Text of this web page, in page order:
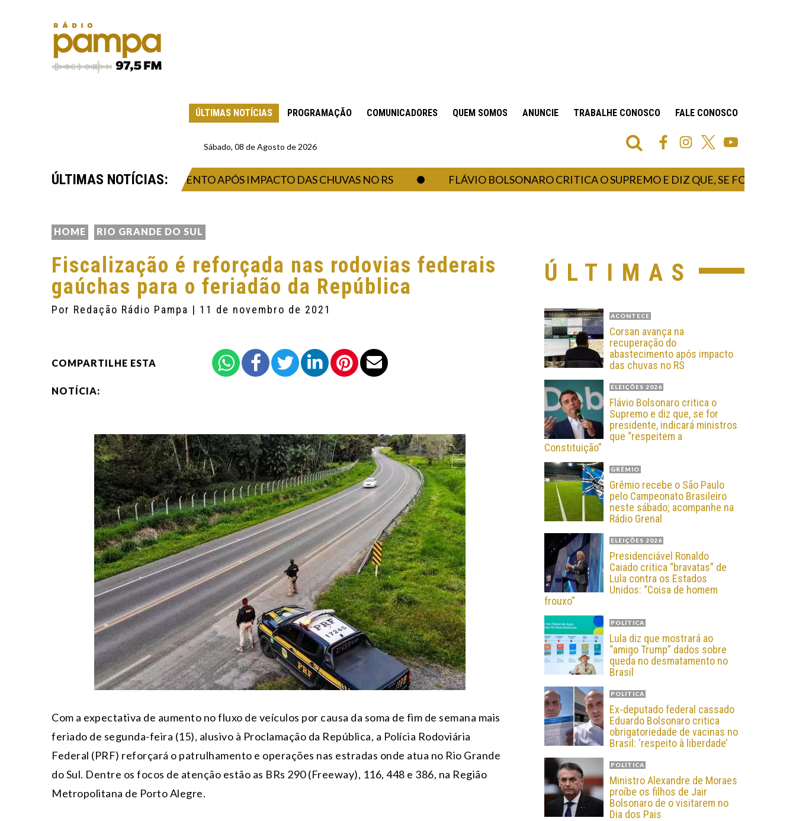
ÚLTIMAS NOTÍCIAS PROGRAMAÇÃO COMUNICADORES QUEM SOMOS ANUNCIE TRABALHE CONOSCO FALE CONOSCO
Sábado, 08 de Agosto de 2026
ÚLTIMAS NOTÍCIAS:
DO ABASTECIMENTO APÓS IMPACTO DAS CHUVAS NO RS FLÁVIO BOLSONARO CRITICA O SUPREMO E DIZ QUE, SE FOR
HOME RIO GRANDE DO SUL
Fiscalização é reforçada nas rodovias federais
gaúchas para o feriadão da República
Por Redação Rádio Pampa | 11 de novembro de 2021
COMPARTILHE ESTA
NOTÍCIA:
Com a expectativa de aumento no fluxo de veículos por causa da soma de fim de semana mais
feriado de segunda-feira (15), alusivo à Proclamação da República, a Polícia Rodoviária
Federal (PRF) reforçará o patrulhamento e operações nas estradas onde atua no Rio Grande
do Sul. Dentre os focos de atenção estão as BRs 290 (Freeway), 116, 448 e 386, na Região
Metropolitana de Porto Alegre.
ÚLTIMAS
ACONTECE
Corsan avança na
recuperação do
abastecimento após impacto
das chuvas no RS
ELEIÇÕES 2026
Flávio Bolsonaro critica o
Supremo e diz que, se for
presidente, indicará ministros
que “respeitem a
Constituição”
GRÊMIO
Grêmio recebe o São Paulo
pelo Campeonato Brasileiro
neste sábado; acompanhe na
Rádio Grenal
ELEIÇÕES 2026
Presidenciável Ronaldo
Caiado critica “bravatas” de
Lula contra os Estados
Unidos: “Coisa de homem
frouxo”
POLÍTICA
Lula diz que mostrará ao
“amigo Trump” dados sobre
queda no desmatamento no
Brasil
POLÍTICA
Ex-deputado federal cassado
Eduardo Bolsonaro critica
obrigatoriedade de vacinas no
Brasil: ‘respeito à liberdade’
POLÍTICA
Ministro Alexandre de Moraes
proíbe os filhos de Jair
Bolsonaro de o visitarem no
Dia dos Pais